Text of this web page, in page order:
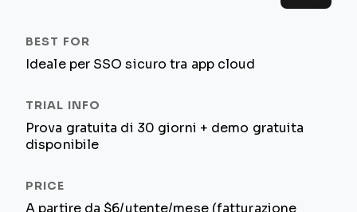
Ideale per SSO sicuro tra app cloud
Prova gratuita di 30 giorni + demo gratuita
disponibile
A partire da $6/utente/mese (fatturazione